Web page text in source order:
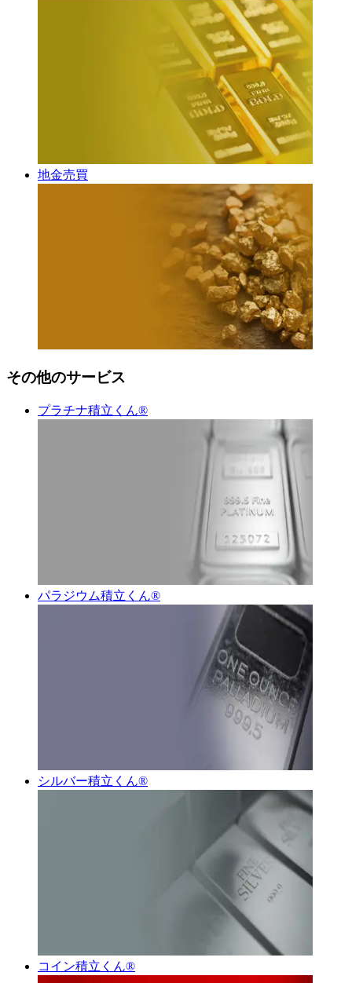
地金売買
その他のサービス
プラチナ積立くん®︎
パラジウム積立くん®︎
シルバー積立くん®︎
コイン積立くん®︎